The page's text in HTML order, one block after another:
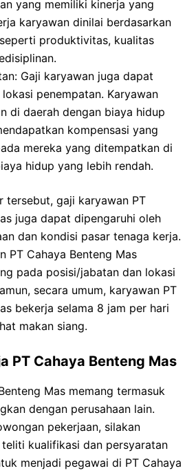
yang memiliki kinerja yang
karyawan dinilai berdasarkan
produktivitas, kualitas
Gaji karyawan juga dapat
penempatan. Karyawan
di daerah dengan biaya hidup
kompensasi yang
mereka yang ditempatkan di
hidup yang lebih rendah.
tersebut, gaji karyawan PT
juga dapat dipengaruhi oleh
dan kondisi pasar tenaga kerja.
PT Cahaya Benteng Mas
pada posisi/jabatan dan lokasi
secara umum, karyawan PT
bekerja selama 8 jam per hari
makan siang.
PT Cahaya Benteng Mas
Mas memang termasuk
dengan perusahaan lain.
pekerjaan, silakan
kualifikasi dan persyaratan
menjadi pegawai di PT Cahaya